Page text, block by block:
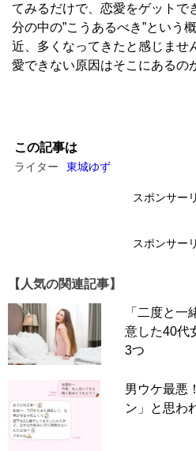
てみるだけで、恋愛をゲットで
分の中の”こうあるべき”という
近、多くなってきたと感じま
愛できない原因はそこにあるの
この記事は
ライター 東城ゆず
スポンサー
スポンサー
【人気の関連記事】
「二度と一
意した40代
3つ
男ウケ最悪
ン」と思わ